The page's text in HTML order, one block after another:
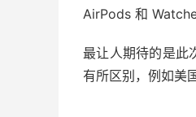
AirPods 和
最让人期待的是此
有所区别，例如美